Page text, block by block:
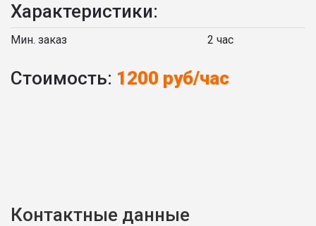
Характеристики:
Мин. заказ 2 час
Стоимость: 1200 руб/час
Контактные данные